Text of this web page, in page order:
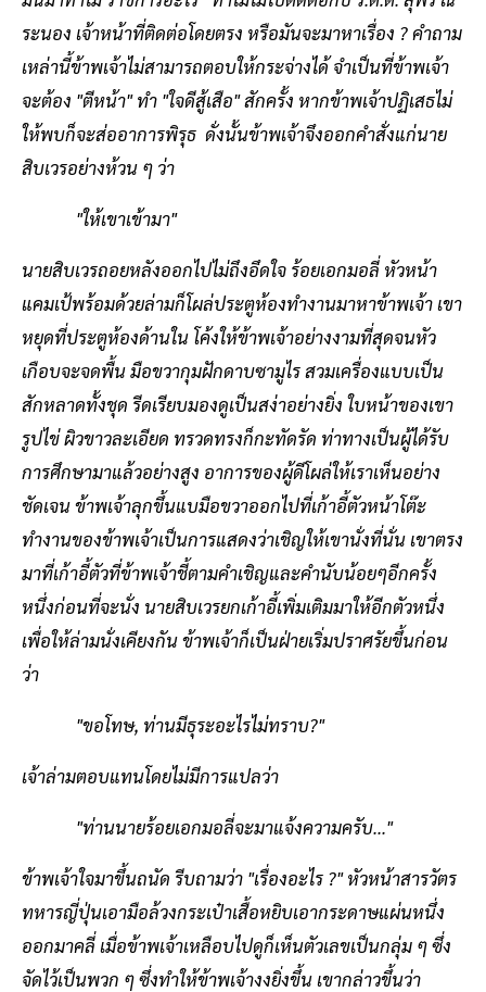
ระนอง เจ้าหน้าที่ติดต่อโดยตรง หรือมันจะมาหาเรื่อง ? คำถาม
เหล่านี้ข้าพเจ้าไม่สามารถตอบให้กระจ่างได้ จำเป็นที่ข้าพเจ้า
จะต้อง "ตีหน้า" ทำ "ใจดีสู้เสือ" สักครั้ง หากข้าพเจ้าปฏิเสธไม่
ให้พบก็จะส่ออาการพิรุธ ดั่งนั้นข้าพเจ้าจึงออกคำสั่งแก่นาย
สิบเวรอย่างห้วน ๆ ว่า
"ให้เขาเข้ามา"
นายสิบเวรถอยหลังออกไปไม่ถึงอึดใจ ร้อยเอกมอลี่ หัวหน้า
แคมเป้พร้อมด้วยล่ามก็โผล่ประตูห้องทำงานมาหาข้าพเจ้า เขา
หยุดที่ประตูห้องด้านใน โค้งให้ข้าพเจ้าอย่างงามที่สุดจนหัว
เกือบจะจดพื้น มือขวากุมฝักดาบซามูไร สวมเครื่องแบบเป็น
สักหลาดทั้งชุด รีดเรียบมองดูเป็นสง่าอย่างยิ่ง ใบหน้าของเขา
รูปไข่ ผิวขาวละเอียด ทรวดทรงก็กะทัดรัด ท่าทางเป็นผู้ได้รับ
การศึกษามาแล้วอย่างสูง อาการของผู้ดีโผล่ให้เราเห็นอย่าง
ชัดเจน ข้าพเจ้าลุกขึ้นแบมือขวาออกไปที่เก้าอี้ตัวหน้าโต๊ะ
ทำงานของข้าพเจ้าเป็นการแสดงว่าเชิญให้เขานั่งที่นั่น เขาตรง
มาที่เก้าอี้ตัวที่ข้าพเจ้าชี้ตามคำเชิญและคำนับน้อยๆอีกครั้ง
หนึ่งก่อนที่จะนั่ง นายสิบเวรยกเก้าอี้เพิ่มเติมมาให้อีกตัวหนึ่ง
เพื่อให้ล่ามนั่งเคียงกัน ข้าพเจ้าก็เป็นฝ่ายเริ่มปราศรัยขึ้นก่อน
ว่า
"ขอโทษ, ท่านมีธุระอะไรไม่ทราบ?"
เจ้าล่ามตอบแทนโดยไม่มีการแปลว่า
"ท่านนายร้อยเอกมอลี่จะมาแจ้งความครับ..."
ข้าพเจ้าใจมาขึ้นถนัด รีบถามว่า "เรื่องอะไร ?" หัวหน้าสารวัตร
ทหารญี่ปุ่นเอามือล้วงกระเป๋าเสื้อหยิบเอากระดาษแผ่นหนึ่ง
ออกมาคลี่ เมื่อข้าพเจ้าเหลือบไปดูก็เห็นตัวเลขเป็นกลุ่ม ๆ ซึ่ง
จัดไว้เป็นพวก ๆ ซึ่งทำให้ข้าพเจ้างงยิ่งขึ้น เขากล่าวขึ้นว่า